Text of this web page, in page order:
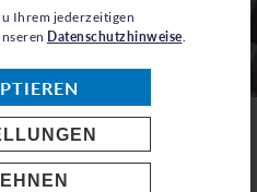
Ihrem jederzeitigen
Datenschutzhinweise.
Afrika